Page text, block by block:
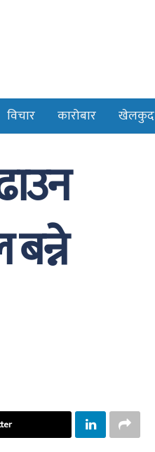
विचार कारोबार खेलकुद